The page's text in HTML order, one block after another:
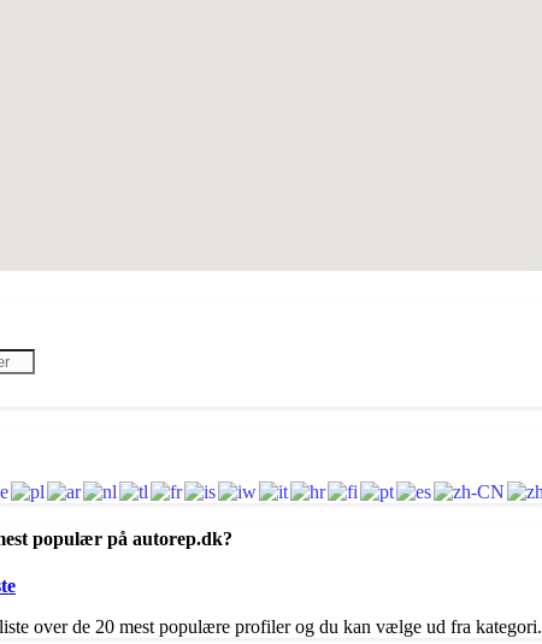
populær på autorep.dk?
over de 20 mest populære profiler og du kan vælge ud fra kategori.